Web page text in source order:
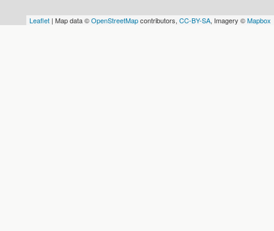
Leaflet | Map data ©OpenStreetMapcontributors, CC-BY-SA, Imagery ©Mapbox